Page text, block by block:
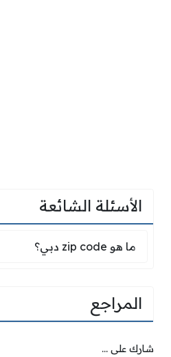
الأسئلة الشائعة
ما هو zip code دبي؟
ما هو zip code دبي؟
المراجع
شارك على ...